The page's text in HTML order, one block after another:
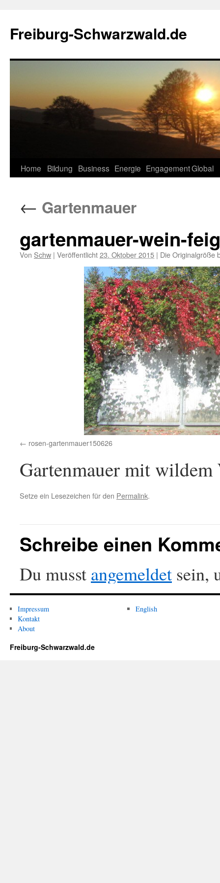
springen
Freiburg-Schwarzwald.de
Home Bildung Business Energie EngagementGlobal
← Gartenmauer
gartenmauer-wein-
Von Schw | Veröffentlicht23. Oktober 2015 | Die Originalgröße
rosen-gartenmauer150626
Gartenmauer mit
Setze ein Lesezeichen für den Permalink.
Schreibe einen
Du musst angemeldet sein,
Impressum
Kontakt
About
English
Freiburg-Schwarzwald.de